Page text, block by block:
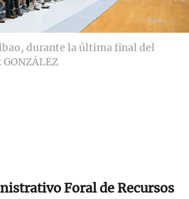
durante la última final del
GONZÁLEZ
Foral de Recursos